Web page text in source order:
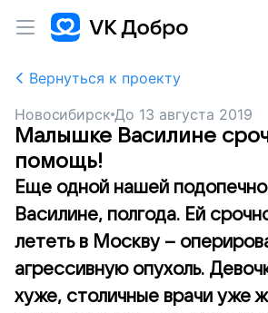
Вернуться к проекту
Новосибирск До 13 августа 2019
Малышке Василине
помощь!
Еще одной нашей
Василине, полгода. Ей
лететь в Москву –
агрессивную опухоль.
хуже, столичные врачи уже